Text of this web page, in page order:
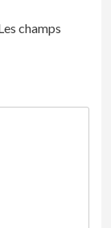
champs